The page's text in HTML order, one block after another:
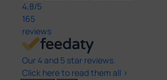
4,8/5
165
reviews
Our 4 and 5 star reviews.
Click here to read them all >